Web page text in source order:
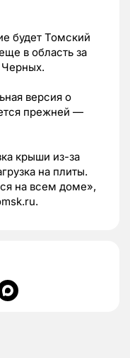
будет Томский
в область за
версия о
прежней —
крыши из-за
на плиты.
на всем доме»,